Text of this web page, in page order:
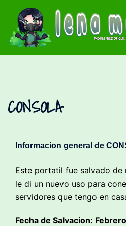
CONSOLA
Informacion general de
Este portatil fue salvado de
le di un nuevo uso para
servidores que tengo en
Fecha de Salvacion: